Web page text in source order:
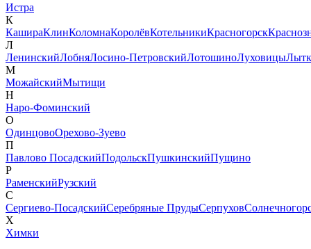
Истра
К
КашираКлинКоломнаКоролёвКотельникиКрасногорск
Л
ЛенинскийЛобняЛосино-ПетровскийЛотошиноЛуховицы
М
МожайскийМытищи
Н
Наро-Фоминский
О
ОдинцовоОрехово-Зуево
П
Павлово ПосадскийПодольскПушкинскийПущино
Р
РаменскийРузский
С
Сергиево-ПосадскийСеребряные ПрудыСерпухов
Х
Химки